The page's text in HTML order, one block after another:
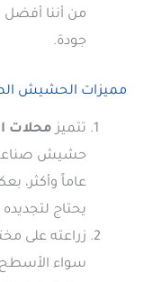
من أننا أفضل
جودة.
مميزات الحشيش
تتميز محلات
حشيش
عاماً وأكثر،
يحتاج لتجديده
زراعته على
سواء الأسطح